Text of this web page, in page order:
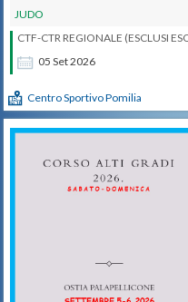
JUDO
05 Set2026
CTF-CTR REGIONALE (ESCLUSI
Centro Sportivo Pomilia